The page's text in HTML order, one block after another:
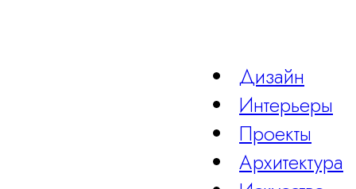
Дизайн
Интерьеры
Проекты
Архитектура